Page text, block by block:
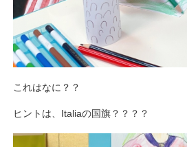
これはなに？？
ヒントは、Italiaの国旗？？？？